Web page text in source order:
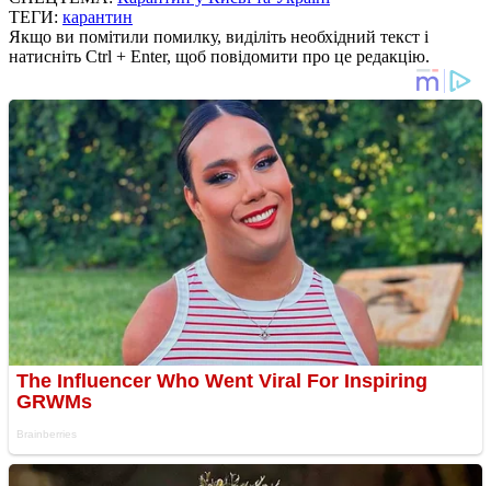
ТЕГИ: карантин
Якщо ви помітили помилку, виділіть необхідний текст і
натисніть Ctrl + Enter, щоб повідомити про це редакцію.